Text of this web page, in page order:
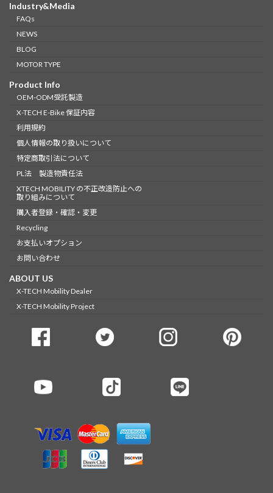
Industry&Media
FAQs
NEWS
BLOG
MOTOR TYPE
Product Info
OEM-ODM受託製造
X-TECH E-Bike 保証内容
利用規約
個人情報の取り扱いについて
特定商取引法について
PL法 製造物責任法
XTECH MOBILITY の不正改造防止への
取り組みについて
購入者登録・確認・変更
Recycling
お支払いオプション
お問い合わせ
ABOUT US
X-TECH Mobility Dealer
X-TECH Mobility Project